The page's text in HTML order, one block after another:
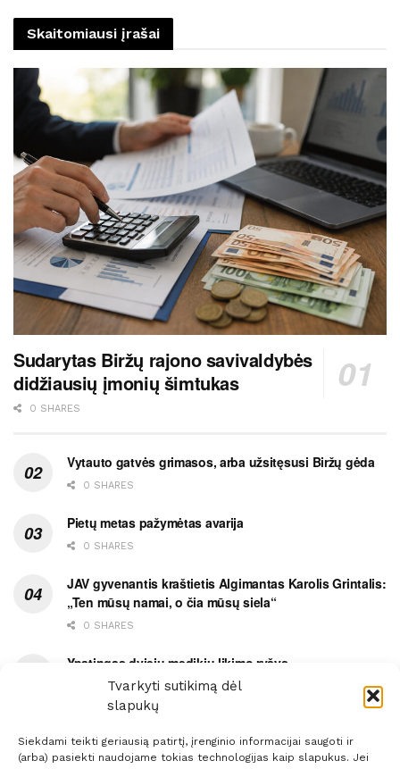
Tvarkyti sutikimą dėl
slapukų
Siekdami teikti geriausią patirtį, įrenginio informacijai saugoti ir
(arba) pasiekti naudojame tokias technologijas kaip slapukus. Jei
Skaitomiausi įrašai
Sudarytas Biržų rajono savivaldybės
didžiausių įmonių šimtukas
0 SHARES
Vytauto gatvės grimasos, arba užsitęsusi Biržų gėda
0 SHARES
Pietų metas pažymėtas avarija
0 SHARES
JAV gyvenantis kraštietis Algimantas Karolis Grintalis:
„Ten mūsų namai, o čia mūsų siela“
0 SHARES
Ypatingas dviejų medikių likimo ryšys
0 SHARES